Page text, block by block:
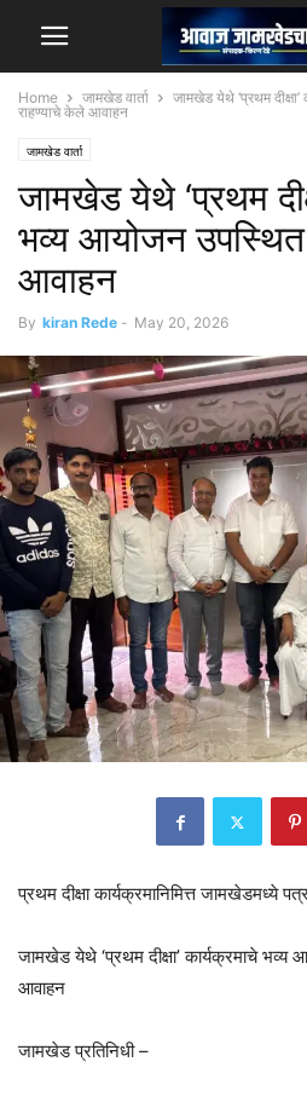
Home जामखेड वार्ता
जामखेड येथे ‘प्रथम
राहण्याचे केले आवाहन
जामखेड वार्ता
जामखेड येथे ‘प्रथम
भव्य आयोजन
आवाहन
By kiran Rede - May 20, 2026
प्रथम दीक्षा कार्यक्रमानिमित्त जामखेडमध्ये
जामखेड येथे ‘प्रथम दीक्षा’ कार्यक्रमाचे
आवाहन
जामखेड प्रतिनिधी –